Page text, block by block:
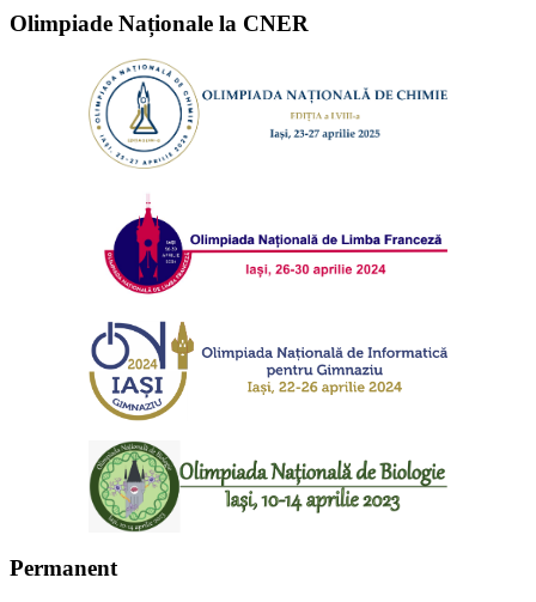
Olimpiade Naționale la CNER
Permanent